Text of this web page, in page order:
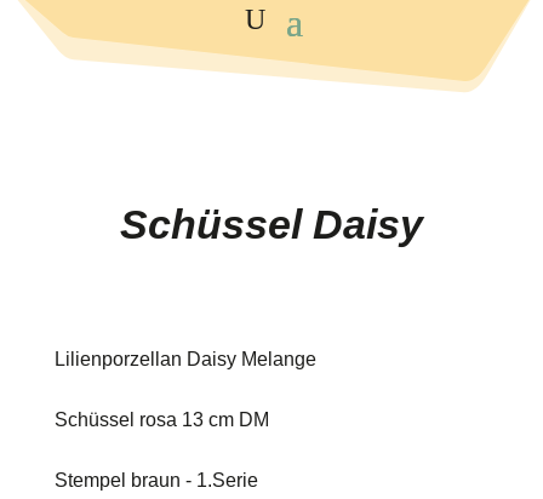
Schüssel Daisy
Lilienporzellan Daisy Melange
Schüssel rosa 13 cm DM
Stempel braun - 1.Serie